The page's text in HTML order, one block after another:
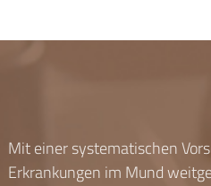
Mit einer systematischen
Erkrankungen im Mund